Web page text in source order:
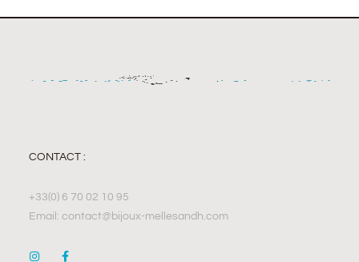
CONTACT :
+33(0) 6 70 02 10 95
Email: contact@bijoux-mellesandh.com